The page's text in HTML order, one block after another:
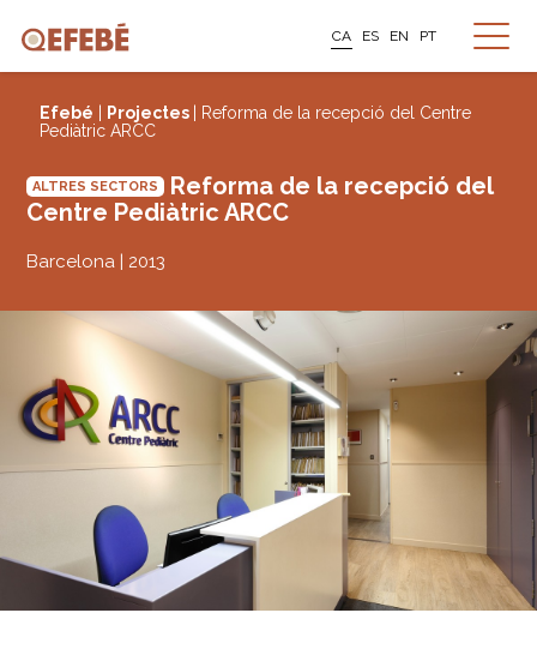
CA ES EN PT
Efebé Projectes
| Reforma de la recepció del Centre
Pediàtric ARCC
ALTRES SECTORS
Reforma de la recepció del
Centre Pediàtric ARCC
Barcelona | 2013